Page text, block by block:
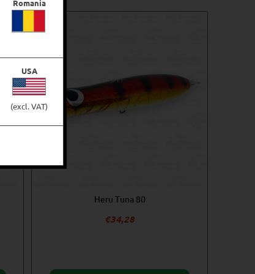
Heru Tuna 80
€34,28
Romania
USA
(excl. VAT)